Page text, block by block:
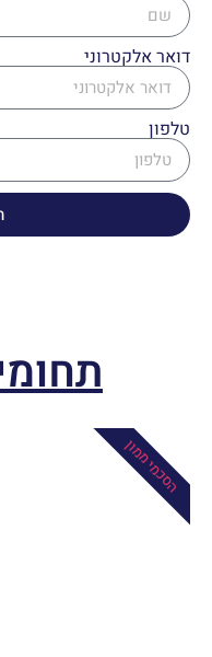
דואר אלקטרוני
טלפון
הסכמי ממון